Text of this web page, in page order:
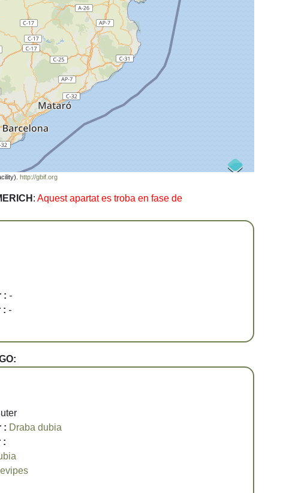
http://gbif.org
:Aquest apartat es troba en fase de
: -
: -
: Draba dubia
: